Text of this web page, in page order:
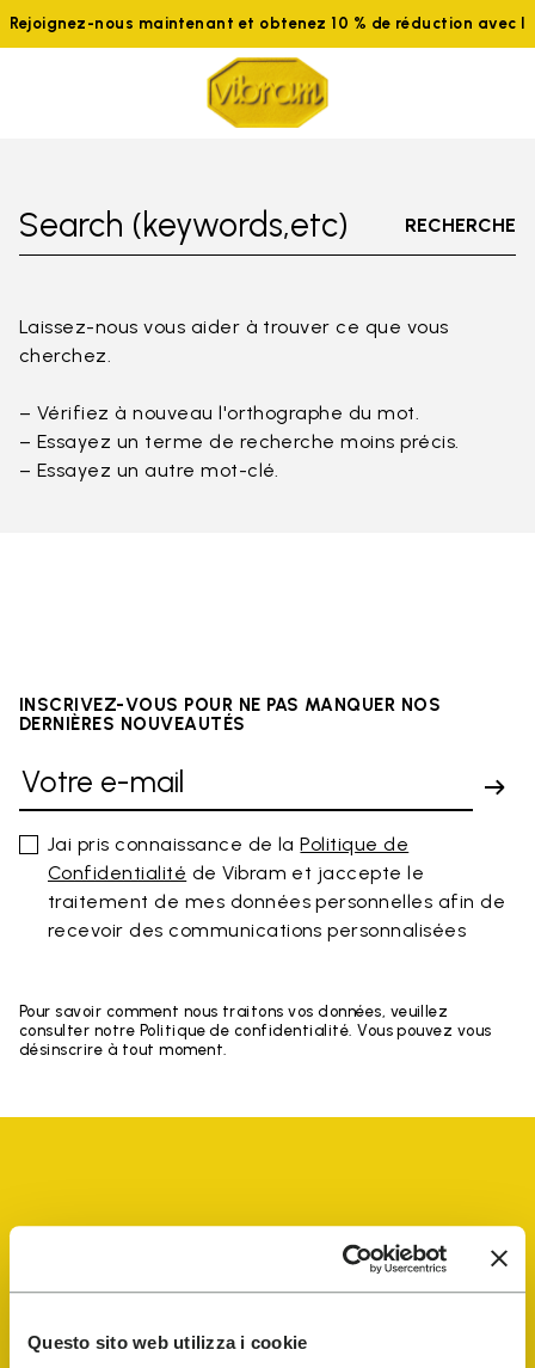
Questo sito web utilizza i cookie
Rejoignez-nous maintenant et obtenez 10 % de réduction avec le
Search (keywords,etc) RECHERCHE
Laissez-nous vous aider à trouver ce que vous
cherchez.
– Vérifiez à nouveau l'orthographe du mot.
– Essayez un terme de recherche moins précis.
– Essayez un autre mot-clé.
INSCRIVEZ-VOUS POUR NE PAS MANQUER NOS
DERNIÈRES NOUVEAUTÉS
Jai pris connaissance de laPolitique de
Confidentialité de Vibram et jaccepte le
traitement de mes données personnelles afin de
recevoir des communications personnalisées
Pour savoir comment nous traitons vos données, veuillez
consulter notre Politique de confidentialité. Vous pouvez vous
désinscrire à tout moment.
FiveFingers Guide